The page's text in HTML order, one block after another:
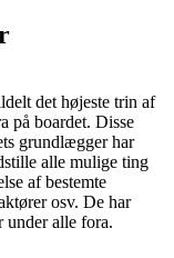
det højeste trin af
på boardet. Disse
grundlægger har
alle mulige ting
af bestemte
osv. De har
under alle fora.